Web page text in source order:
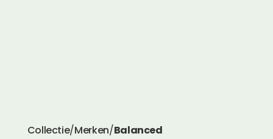
Collectie/Merken/Balanced